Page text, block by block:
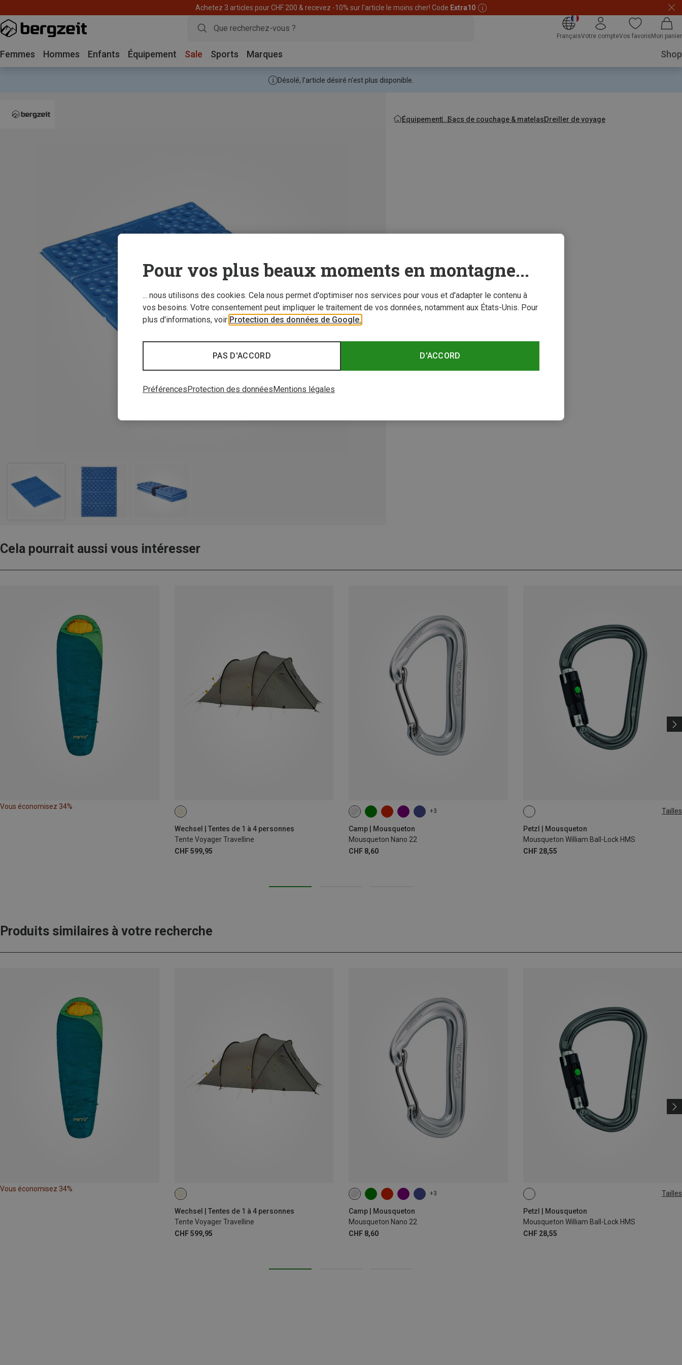
Achetez 3 articles pour CHF 200 & recevez -10% sur l'article le moins cher! Code Extra10
FrançaisVotre compteVos favoris Mon panier
Femmes Hommes Enfants Équipement Sale Sports Marques Shop
Désolé, l'article désiré n'est plus disponible.
Équipement Sacs de couchage & matelasOreiller de voyage
Cela pourrait aussi vous intéresser
Vous économisez 34%
Wechsel | Tentes de 1 à 4 personnes
Tente Voyager Travelline
CHF 599,95
+3
Camp | Mousqueton
Mousqueton Nano 22
CHF 8,60
Tailles
Petzl | Mousqueton
Mousqueton William Ball-Lock HMS
CHF 28,55
BALL-LOCK
Produits similaires à votre recherche
Vous économisez 34%
Wechsel | Tentes de 1 à 4 personnes
Tente Voyager Travelline
CHF 599,95
+3
Camp | Mousqueton
Mousqueton Nano 22
CHF 8,60
Tailles
Petzl | Mousqueton
Mousqueton William Ball-Lock HMS
CHF 28,55
BALL-LOCK
Pour vos plus beaux moments en montagne...
... nous utilisons des cookies. Cela nous permet d'optimiser nos services pour vous et d'adapter le contenu à
vos besoins. Votre consentement peut impliquer le traitement de vos données, notamment aux États-Unis. Pour
plus d'informations, voir Protection des données de Google.
D'ACCORD
PAS D'ACCORD
PréférencesProtection des donnéesMentions légales